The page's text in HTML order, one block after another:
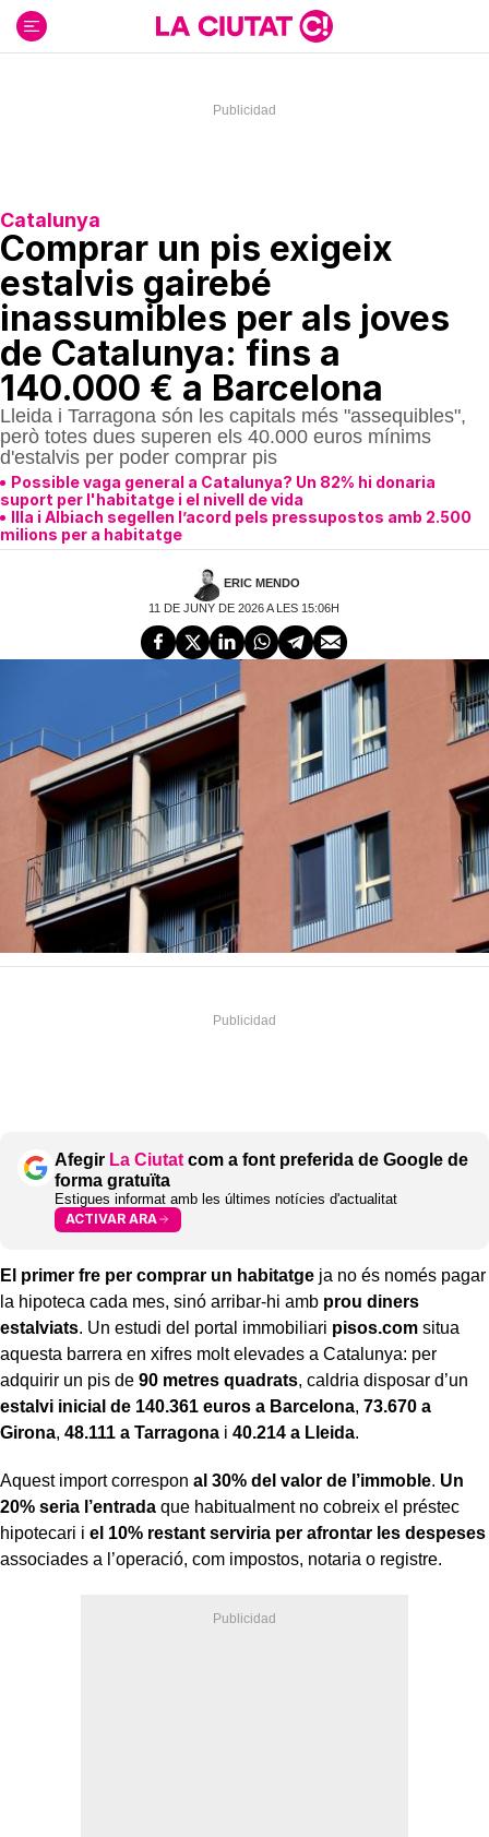
contenido
Catalunya
Comprar un pis exigeix
estalvis gairebé
inassumibles per als joves
de Catalunya: fins a
140.000 € a Barcelona
Lleida i Tarragona són les capitals més "assequibles",
però totes dues superen els 40.000 euros mínims
d'estalvis per poder comprar pis
Possible vaga general a Catalunya? Un 82% hi donaria
suport per l'habitatge i el nivell de vida
Illa i Albiach segellen l’acord pels pressupostos amb 2.500
milions per a habitatge
ERIC MENDO
11 DE JUNY DE 2026 A LES 15:06H
Afegir La Ciutat com a font preferida de Google de
forma gratuïta
Estigues informat amb les últimes notícies d'actualitat
ACTIVAR ARA
El primer fre per comprar un habitatge ja no és només pagar
la hipoteca cada mes, sinó arribar-hi amb prou diners
estalviats. Un estudi del portal immobiliari pisos.com situa
aquesta barrera en xifres molt elevades a Catalunya: per
adquirir un pis de 90 metres quadrats, caldria disposar d’un
estalvi inicial de 140.361 euros a Barcelona, 73.670 a
Girona, 48.111 a Tarragona i 40.214 a Lleida.
Aquest import correspon al 30% del valor de l’immoble. Un
20% seria l’entrada que habitualment no cobreix el préstec
hipotecari i el 10% restant serviria per afrontar les despeses
associades a l’operació, com impostos, notaria o registre.